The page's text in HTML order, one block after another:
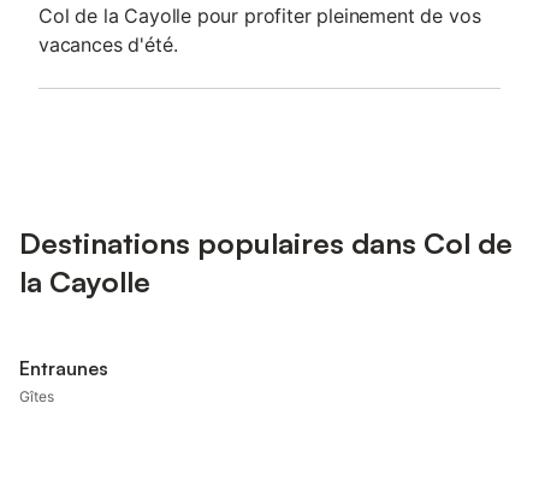
Col de la Cayolle pour profiter pleinement de vos
vacances d'été.
Destinations populaires dans Col de
la Cayolle
Entraunes
Gîtes